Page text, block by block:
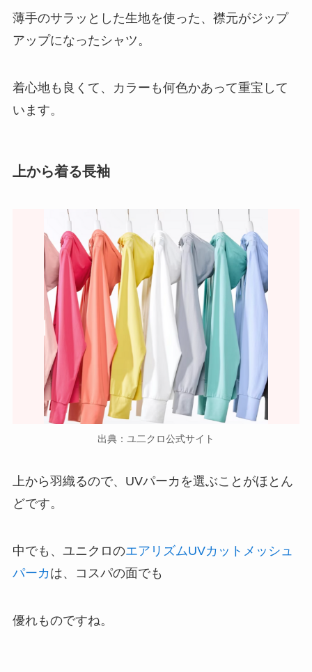
薄手のサラッとした生地を使った、襟元がジップ
アップになったシャツ。
着心地も良くて、カラーも何色かあって重宝して
います。
上から着る長袖
出典：ユ二クロ公式サイト
上から羽織るので、UVパーカを選ぶことがほとん
どです。
中でも、ユニクロのエアリズムUVカットメッシュ
パーカは、コスパの面でも
優れものですね。